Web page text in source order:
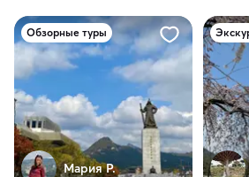
Обзорные туры
Мария Р.